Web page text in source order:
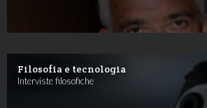
Filosofia e tecnologia
Interviste filosofiche